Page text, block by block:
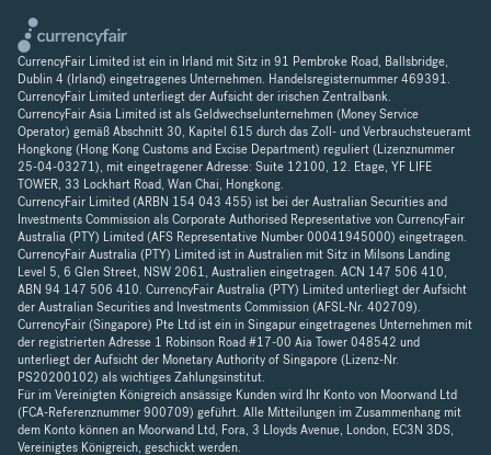
CurrencyFair Limited ist ein in Irland mit Sitz in 91 Pembroke Road, Ballsbridge,
Dublin 4 (Irland) eingetragenes Unternehmen. Handelsregisternummer 469391.
CurrencyFair Limited unterliegt der Aufsicht der irischen Zentralbank.
CurrencyFair Asia Limited ist als Geldwechselunternehmen (Money Service
Operator) gemäß Abschnitt 30, Kapitel 615 durch das Zoll- und Verbrauchsteueramt
Hongkong (Hong Kong Customs and Excise Department) reguliert (Lizenznummer
25-04-03271), mit eingetragener Adresse: Suite 12100, 12. Etage, YF LIFE
TOWER, 33 Lockhart Road, Wan Chai, Hongkong.
CurrencyFair Limited (ARBN 154 043 455) ist bei der Australian Securities and
Investments Commission als Corporate Authorised Representative von CurrencyFair
Australia (PTY) Limited (AFS Representative Number 00041945000) eingetragen.
CurrencyFair Australia (PTY) Limited ist in Australien mit Sitz in Milsons Landing
Level 5, 6 Glen Street, NSW 2061, Australien eingetragen. ACN 147 506 410,
ABN 94 147 506 410. CurrencyFair Australia (PTY) Limited unterliegt der Aufsicht
der Australian Securities and Investments Commission (AFSL-Nr. 402709).
CurrencyFair (Singapore) Pte Ltd ist ein in Singapur eingetragenes Unternehmen mit
der registrierten Adresse 1 Robinson Road #17-00 Aia Tower 048542 und
unterliegt der Aufsicht der Monetary Authority of Singapore (Lizenz-Nr.
PS20200102) als wichtiges Zahlungsinstitut.
Für im Vereinigten Königreich ansässige Kunden wird Ihr Konto von Moorwand Ltd
(FCA-Referenznummer 900709) geführt. Alle Mitteilungen im Zusammenhang mit
dem Konto können an Moorwand Ltd, Fora, 3 Lloyds Avenue, London, EC3N 3DS,
Vereinigtes Königreich, geschickt werden.